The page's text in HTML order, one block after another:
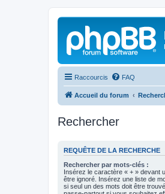
Raccourcis FAQ
Accueil du forum
Rechercher
REQUÊTE DE LA RECHERCHE
Rechercher par mots-clés :
Insérez le caractère « + » devant
être ignoré. Insérez une liste de
si seul un des mots doit être